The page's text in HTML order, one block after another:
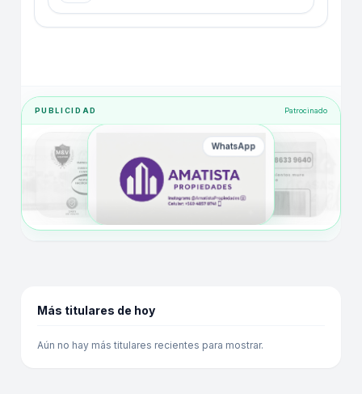
PUBLICIDAD Patrocinado
WhatsApp
Más titulares de hoy
Aún no hay más titulares recientes para mostrar.